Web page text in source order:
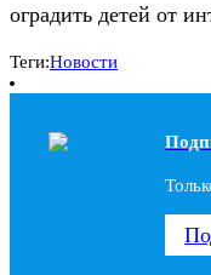
оградить детей от
Теги:Новости